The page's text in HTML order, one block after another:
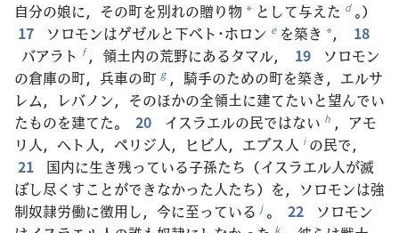
自分の娘に，その町を別れの贈り物 * として与えた d 。）
17
ソロモンはゲゼルと下ベト･ホロン e を築き *，
18
バアラト f ，領土内の荒野にあるタマル， 19
ソロモン
の倉庫の町，兵車の町 g ，騎手のための町を築き，エルサ
レム，レバノン，そのほかの全領土に建てたいと望んでい
たものを建てた。
20 イスラエルの民ではない h ，アモ
リ人，ヘト人，ペリジ人，ヒビ人，エブス人 i の民で，
21
国内に生き残っている子孫たち（イスラエル人が滅
ぼし尽くすことができなかった人たち）を，ソロモンは強
制奴隷労働に徴用し，今に至っている j 。 22
ソロモン
k